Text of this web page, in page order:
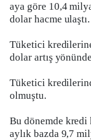
aya göre 10,4
dolar hacme ulaştı.
Tüketici
dolar artış
Tüketici
olmuştu.
Bu dönemde
aylık bazda 9,7